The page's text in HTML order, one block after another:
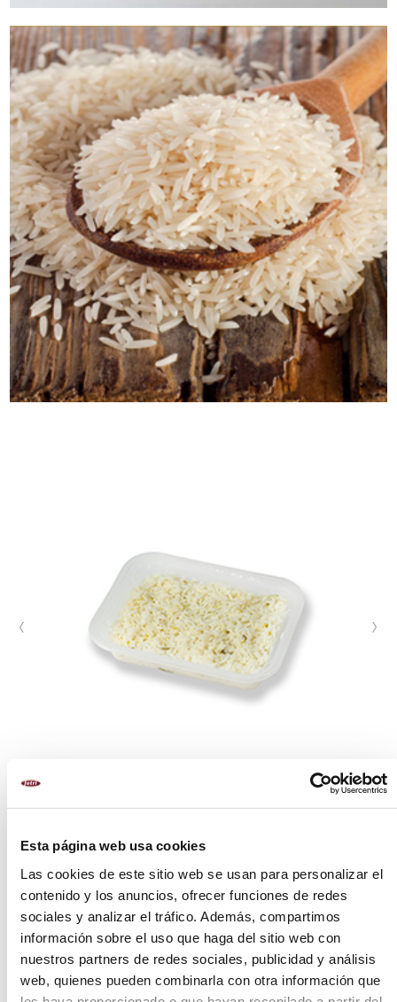
Esta página web usa cookies
Las cookies de este sitio web se usan para personalizar el
contenido y los anuncios, ofrecer funciones de redes
sociales y analizar el tráfico. Además, compartimos
información sobre el uso que haga del sitio web con
nuestros partners de redes sociales, publicidad y análisis
web, quienes pueden combinarla con otra información que
FORMATOS
400 g
1 kg
PREPARACIÓN